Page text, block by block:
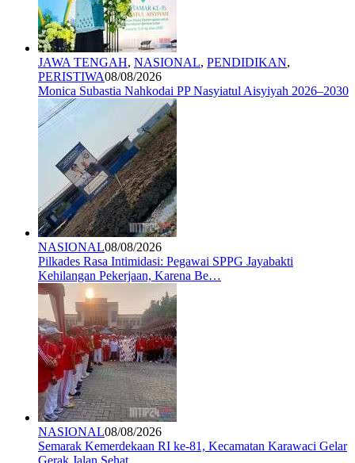
JAWA TENGAH, NASIONAL, PENDIDIKAN,
PERISTIWA08/08/2026
Monica Subastia Nahkodai PP Nasyiatul Aisyiyah 2026–2030
NASIONAL08/08/2026
Pilkades Rasa Intimidasi: Pegawai SPPG Jayabakti
Kehilangan Pekerjaan, Karena Be…
NASIONAL08/08/2026
Semarak Kemerdekaan RI ke-81, Kecamatan Karawaci Gelar